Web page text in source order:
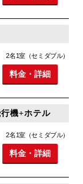
2名1室（セミダブル）
料金・詳細
行機+ホテル
2名1室（セミダブル）
料金・詳細